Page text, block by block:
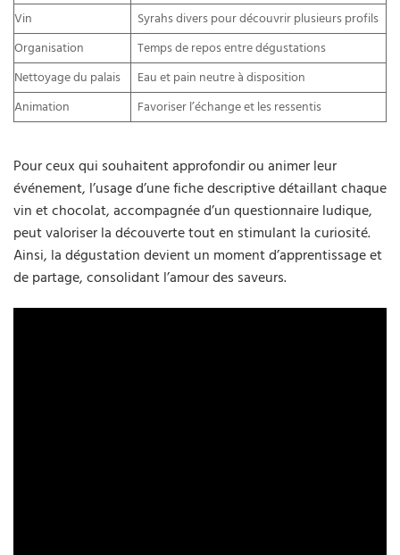
Vin
Syrahs divers pour découvrir plusieurs profils
Organisation
Temps de repos entre dégustations
Nettoyage du palais
Eau et pain neutre à disposition
Animation
Favoriser l’échange et les ressentis
Pour ceux qui souhaitent approfondir ou animer leur
événement, l’usage d’une fiche descriptive détaillant chaque
vin et chocolat, accompagnée d’un questionnaire ludique,
peut valoriser la découverte tout en stimulant la curiosité.
Ainsi, la dégustation devient un moment d’apprentissage et
de partage, consolidant l’amour des saveurs.